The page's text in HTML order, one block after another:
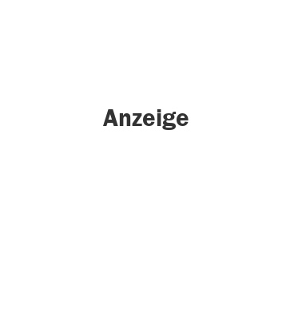
Anzeige